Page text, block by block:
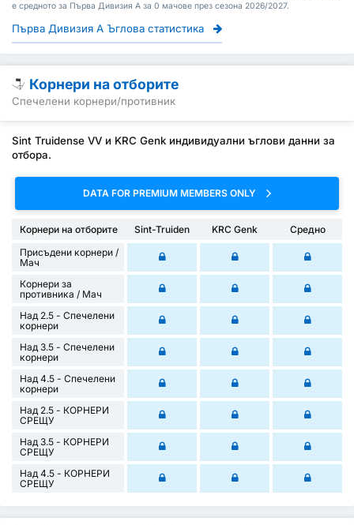
е средното за Първа Дивизия А за 0 мачове през сезона 2026/2027.
Първа Дивизия А Ъглова статистика
Корнери на отборите
Спечелени корнери/противник
Sint Truidense VV и KRC Genk индивидуални ъглови данни за
отбора.
DATA FOR PREMIUM MEMBERS ONLY
Корнери на отборите Sint-Truiden KRC Genk
Средно
Присъдени корнери /
Mач
Корнери за
противника / Мач
Над 2.5 - Спечелени
корнери
Над 3.5 - Спечелени
корнери
Над 4.5 - Спечелени
корнери
Над 2.5 - КОРНЕРИ
СРЕЩУ
Над 3.5 - КОРНЕРИ
СРЕЩУ
Над 4.5 - КОРНЕРИ
СРЕЩУ